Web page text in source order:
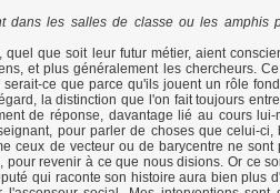
dans les salles de classe ou les amphis
que soit leur futur métier, aient
et plus généralement les chercheurs.
ce que parce qu'ils jouent un rôle
la distinction que l'on fait toujours
de réponse, davantage lié au cours
pour parler de choses que celui-
ceux de vecteur ou de barycentre ne
pour revenir à ce que nous disions. Or ce
qui raconte son histoire aura bien plus